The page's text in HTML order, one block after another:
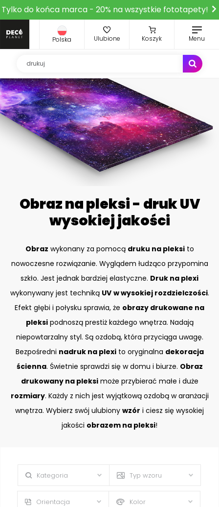
Tylko do końca marca - 20% na wszystkie fototapety!
Polska Ulubione Koszyk Menu
Obraz na pleksi - druk UV
wysokiej jakości
Obraz wykonany za pomocą druku na pleksito
nowoczesne rozwiązanie. Wyglądem łudząco przypomina
szkło. Jest jednak bardziej elastyczne. Druk na plexi
wykonywany jest techniką UV w wysokiej rozdzielczości.
Efekt głębi i połysku sprawia, że obrazy drukowane na
pleksipodnoszą prestiż każdego wnętrza. Nadają
niepowtarzalny styl. Są ozdobą, która przyciąga uwagę.
Bezpośredni nadruk na plexito oryginalna dekoracja
ścienna. Świetnie sprawdzi się w domu i biurze. Obraz
drukowany na pleksimoże przybierać małe i duże
rozmiary. Każdy z nich jest wyjątkową ozdobą w aranżacji
wnętrza. Wybierz swój ulubiony wzór i ciesz się wysokiej
jakości obrazem na pleksi!
Kategoria Typ wzoru
Orientacja Kolor